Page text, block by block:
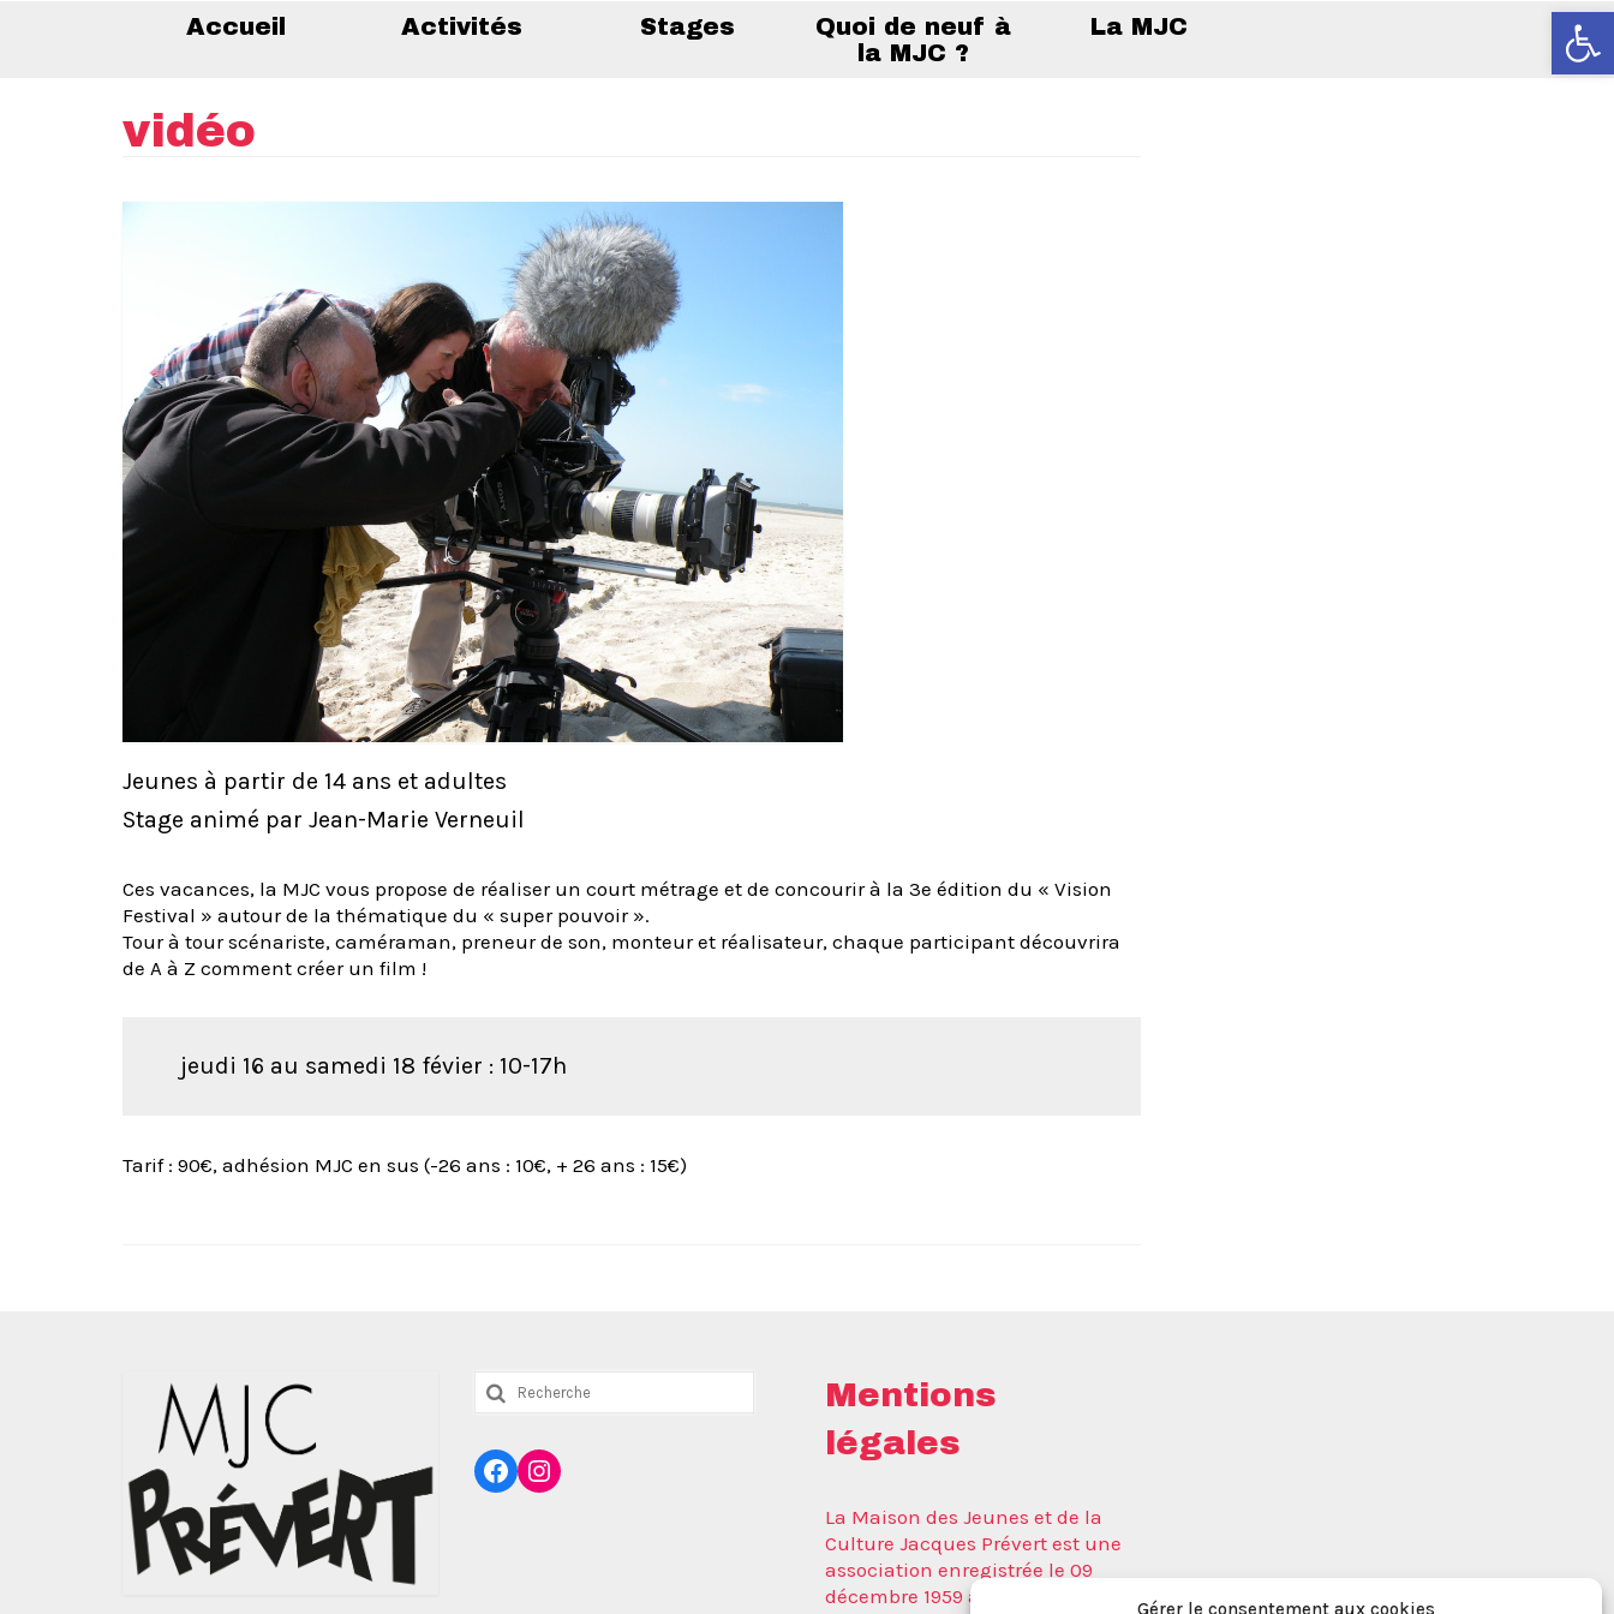
Ouvrir
Gérer le consentement aux cookies
Accueil Activités Stages
Quoi de neuf à
la MJC ?
La MJC
vidéo
Jeunes à partir de 14 ans et adultes
Stage animé par Jean-Marie Verneuil
Ces vacances, la MJC vous propose de réaliser un court métrage et de concourir à la 3e édition du « Vision
Festival » autour de la thématique du « super pouvoir ».
Tour à tour scénariste, caméraman, preneur de son, monteur et réalisateur, chaque participant découvrira
de A à Z comment créer un film !
jeudi 16 au samedi 18 févier : 10-17h
Tarif : 90€, adhésion MJC en sus (-26 ans : 10€, + 26 ans : 15€)
Rechercher
:
Facebook
Instagram
Mentions
légales
La Maison des Jeunes et de la
Culture Jacques Prévert est une
association enregistrée le 09
décembre 1959 auprès de la